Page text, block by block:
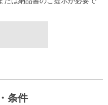
条件